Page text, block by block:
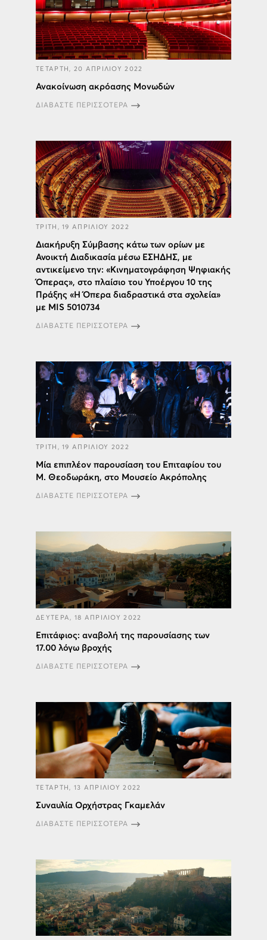
ΤΕΤΑΡΤΗ, 20 ΑΠΡΙΛΙΟΥ 2022
Ανακοίνωση ακρόασης Μονωδών
ΔΙΑΒΑΣΤΕ ΠΕΡΙΣΣΟΤΕΡΑ
ΤΡΙΤΗ, 19 ΑΠΡΙΛΙΟΥ 2022
Διακήρυξη Σύμβασης κάτω των ορίων με
Ανοικτή Διαδικασία μέσω ΕΣΗΔΗΣ, με
αντικείμενο την: «Κινηματογράφηση Ψηφιακής
Όπερας», στο πλαίσιο του Υποέργου 10 της
Πράξης «Η Όπερα διαδραστικά στα σχολεία»
με MIS 5010734
ΔΙΑΒΑΣΤΕ ΠΕΡΙΣΣΟΤΕΡΑ
ΤΡΙΤΗ, 19 ΑΠΡΙΛΙΟΥ 2022
Μία επιπλέον παρουσίαση του Επιταφίου του
Μ. Θεοδωράκη, στο Μουσείο Ακρόπολης
ΔΙΑΒΑΣΤΕ ΠΕΡΙΣΣΟΤΕΡΑ
ΔΕΥΤΕΡΑ, 18 ΑΠΡΙΛΙΟΥ 2022
Επιτάφιος: αναβολή της παρουσίασης των
17.00 λόγω βροχής
ΔΙΑΒΑΣΤΕ ΠΕΡΙΣΣΟΤΕΡΑ
ΤΕΤΑΡΤΗ, 13 ΑΠΡΙΛΙΟΥ 2022
Συναυλία Ορχήστρας Γκαμελάν
ΔΙΑΒΑΣΤΕ ΠΕΡΙΣΣΟΤΕΡΑ